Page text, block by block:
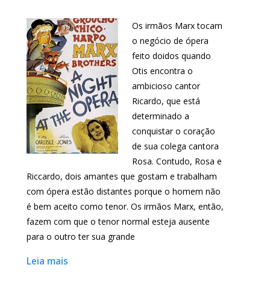
Os irmãos Marx tocam
o negócio de ópera
feito doidos quando
Otis encontra o
ambicioso cantor
Ricardo, que está
determinado a
conquistar o coração
de sua colega cantora
Rosa. Contudo, Rosa e
Riccardo, dois amantes que gostam e trabalham
com ópera estão distantes porque o homem não
é bem aceito como tenor. Os irmãos Marx, então,
fazem com que o tenor normal esteja ausente
para o outro ter sua grande
Leia mais